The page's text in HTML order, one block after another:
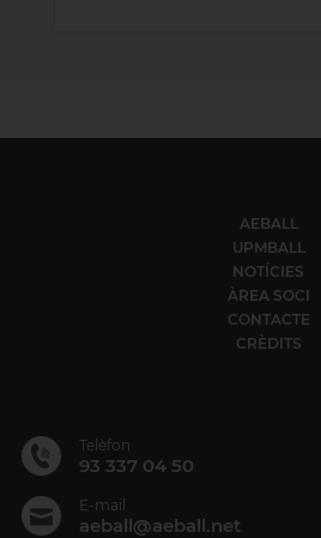
AEBALL
UPMBALL
NOTÍCIES
ÀREA SOCI
CONTACTE
CRÈDITS
Telèfon
93 337 04 50
E-mail
aeball@aeball.net